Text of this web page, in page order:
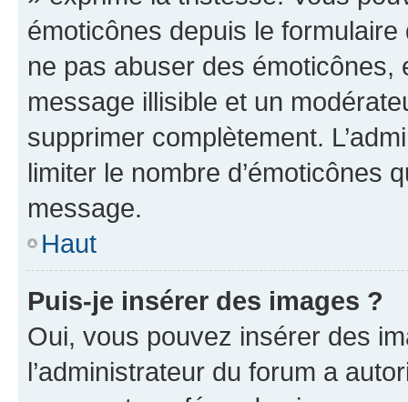
émoticônes depuis le
ne pas abuser des
message illisible et un
supprimer complètement.
limiter le nombre d’émoticônes
message.
Haut
Puis-je insérer des images ?
Oui, vous pouvez insérer des
l’administrateur du forum a